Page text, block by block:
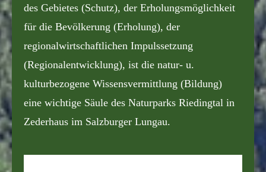
des Gebietes (Schutz), der Erholungsmöglichkeit
für die Bevölkerung (Erholung), der
regionalwirtschaftlichen Impulssetzung
(Regionalentwicklung), ist die natur- u.
kulturbezogene Wissensvermittlung (Bildung)
eine wichtige Säule des Naturparks Riedingtal in
Zederhaus im Salzburger Lungau.